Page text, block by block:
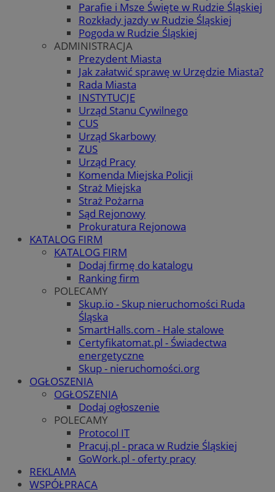
Parafie i Msze Święte w Rudzie Śląskiej
Rozkłady jazdy w Rudzie Śląskiej
Pogoda w Rudzie Śląskiej
ADMINISTRACJA
Prezydent Miasta
Jak załatwić sprawę w Urzędzie Miasta?
Rada Miasta
INSTYTUCJE
Urząd Stanu Cywilnego
CUS
Urząd Skarbowy
ZUS
Urząd Pracy
Komenda Miejska Policji
Straż Miejska
Straż Pożarna
Sąd Rejonowy
Prokuratura Rejonowa
KATALOG FIRM
KATALOG FIRM
Dodaj firmę do katalogu
Ranking firm
POLECAMY
Skup.io - Skup nieruchomości Ruda
Śląska
SmartHalls.com - Hale stalowe
Certyfikatomat.pl - Świadectwa
energetyczne
Skup - nieruchomości.org
OGŁOSZENIA
OGŁOSZENIA
Dodaj ogłoszenie
POLECAMY
Protocol IT
Pracuj.pl - praca w Rudzie Śląskiej
GoWork.pl - oferty pracy
REKLAMA
WSPÓŁPRACA